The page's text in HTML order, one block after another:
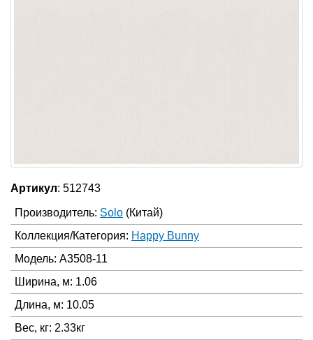
Артикул: 512743
Производитель: Solo (Китай)
Коллекция/Категория: Happy Bunny
Модель: A3508-11
Ширина, м: 1.06
Длина, м: 10.05
Вес, кг: 2.33кг